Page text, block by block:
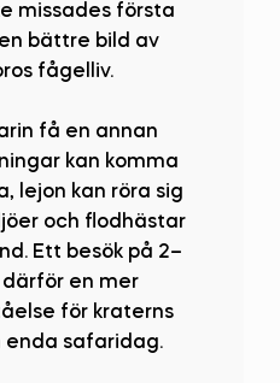
missades första
bättre bild av
fågelliv.
få en annan
kan komma
lejon kan röra sig
och flodhästar
Ett besök på 2–
en mer
för kraterns
enda safaridag.